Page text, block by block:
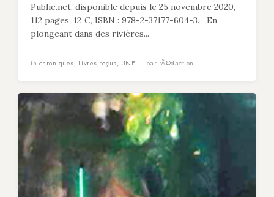
Publie.net, disponible depuis le 25 novembre 2020,
112 pages, 12 €, ISBN : 978-2-37177-604-3. En
plongeant dans des rivières...
in chroniques, Livres reçus, UNE — par rÃ©daction